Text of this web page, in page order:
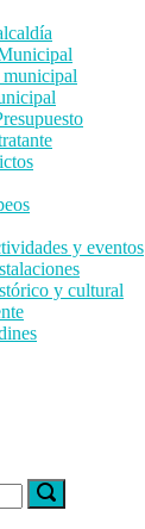
y eventos
y cultural
Search